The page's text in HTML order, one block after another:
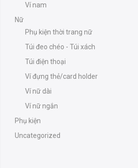
Ví nam
Nữ
Phụ kiện thời trang nữ
Túi đeo chéo - Túi xách
Túi điện thoại
Ví đựng thẻ/card holder
Ví nữ dài
Ví nữ ngắn
Phụ kiện
Uncategorized